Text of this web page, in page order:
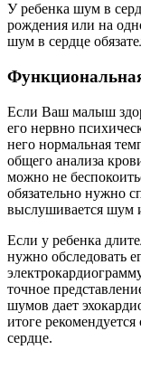
У ребенка шум в
рождения или на
шум в сердце
Если Ваш малыш
его нервно
него нормальная
общего анализа
можно не
обязательно нужно
выслушивается шум
Если у ребенка
нужно обследовать
точное
шумов дает
итоге
сердце.